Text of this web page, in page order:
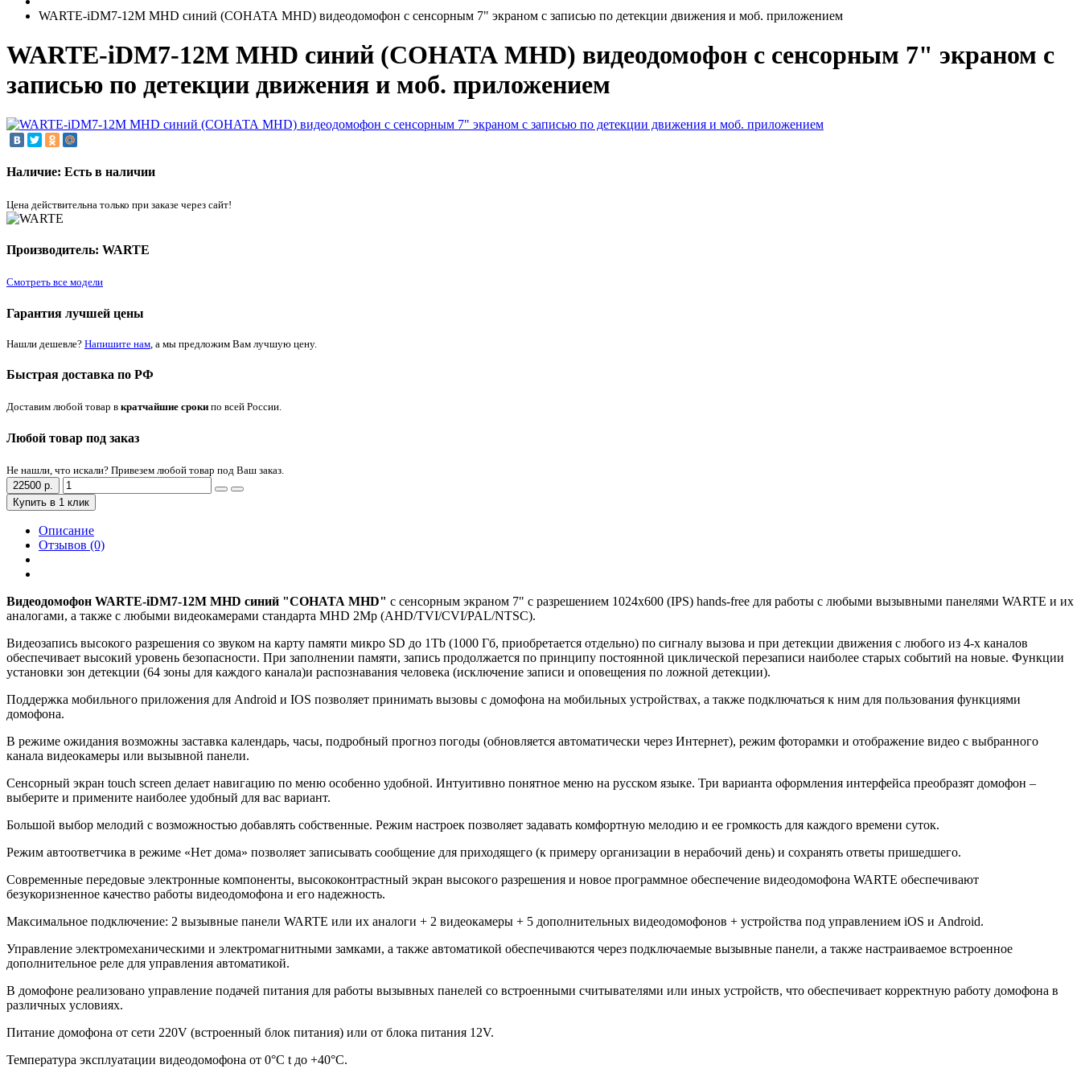
WARTE-iDM7-12M MHD синий (СОНАТА MHD) видеодомофон с сенсорным 7" экраном c записью по детекции движения и моб. приложением
WARTE-iDM7-12M MHD синий (СОНАТА MHD) видеодомофон с сенсорным 7" экраном c
записью по детекции движения и моб. приложением
Наличие: Есть в наличии
Цена действительна только при заказе через сайт!
Производитель: WARTE
Смотреть все модели
Гарантия лучшей цены
Нашли дешевле? Напишите нам , а мы предложим Вам лучшую цену.
Быстрая доставка по РФ
Доставим любой товар в кратчайшие сроки по всей России.
Любой товар под заказ
Не нашли, что искали? Привезем любой товар под Ваш заказ.
22500 р.
Купить в 1 клик
Описание
Отзывов (0)
Видеодомофон WARTE-iDM7-12M MHD синий "СОНАТА MHD" с сенсорным экраном 7" с разрешением 1024х600 (IPS) hands-free для работы с любыми вызывными панелями WARTE и их
аналогами, а также с любыми видеокамерами стандарта MHD 2Mp (AHD/TVI/CVI/PAL/NTSC).
Видеозапись высокого разрешения со звуком на карту памяти микро SD до 1Tb (1000 Гб, приобретается отдельно) по сигналу вызова и при детекции движения с любого из 4-х каналов
обеспечивает высокий уровень безопасности. При заполнении памяти, запись продолжается по принципу постоянной циклической перезаписи наиболее старых событий на новые. Функции
установки зон детекции (64 зоны для каждого канала)и распознавания человека (исключение записи и оповещения по ложной детекции).
Поддержка мобильного приложения для Android и IOS позволяет принимать вызовы с домофона на мобильных устройствах, а также подключаться к ним для пользования функциями
домофона.
В режиме ожидания возможны заставка календарь, часы, подробный прогноз погоды (обновляется автоматически через Интернет), режим фоторамки и отображение видео с выбранного
канала видеокамеры или вызывной панели.
Сенсорный экран touch screen делает навигацию по меню особенно удобной. Интуитивно понятное меню на русском языке. Три варианта оформления интерфейса преобразят домофон –
выберите и примените наиболее удобный для вас вариант.
Большой выбор мелодий с возможностью добавлять собственные. Режим настроек позволяет задавать комфортную мелодию и ее громкость для каждого времени суток.
Режим автоответчика в режиме «Нет дома» позволяет записывать сообщение для приходящего (к примеру организации в нерабочий день) и сохранять ответы пришедшего.
Современные передовые электронные компоненты, высококонтрастный экран высокого разрешения и новое программное обеспечение видеодомофона WARTE обеспечивают
безукоризненное качество работы видеодомофона и его надежность.
Максимальное подключение: 2 вызывные панели WARTE или их аналоги + 2 видеокамеры + 5 дополнительных видеодомофонов + устройства под управлением iOS и Android.
Управление электромеханическими и электромагнитными замками, а также автоматикой обеспечиваются через подключаемые вызывные панели, а также настраиваемое встроенное
дополнительное реле для управления автоматикой.
В домофоне реализовано управление подачей питания для работы вызывных панелей со встроенными считывателями или иных устройств, что обеспечивает корректную работу домофона в
различных условиях.
Питание домофона от сети 220V (встроенный блок питания) или от блока питания 12V.
Температура эксплуатации видеодомофона от 0°C t до +40°C.